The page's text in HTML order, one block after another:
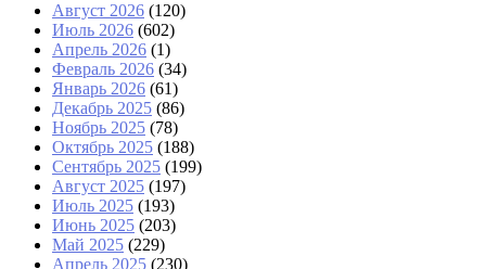
Август 2026 (120)
Июль 2026 (602)
Апрель 2026 (1)
Февраль 2026 (34)
Январь 2026 (61)
Декабрь 2025 (86)
Ноябрь 2025 (78)
Октябрь 2025 (188)
Сентябрь 2025 (199)
Август 2025 (197)
Июль 2025 (193)
Июнь 2025 (203)
Май 2025 (229)
Апрель 2025 (230)